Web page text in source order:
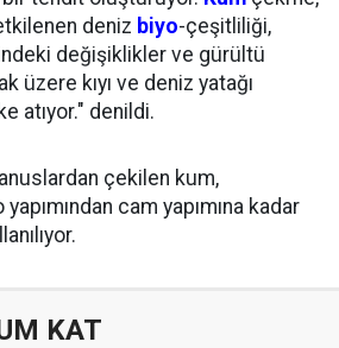
deniz biyo-çeşitliliği,
değişiklikler ve gürültü
üzere kıyı ve deniz yatağı
atıyor." denildi.
çekilen kum,
cam yapımına kadar
KAT